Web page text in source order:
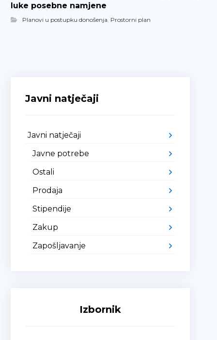
luke posebne namjene
Planovi u postupku donošenja, Prostorni plan
Javni natječaji
Javni natječaji
Javne potrebe
Ostali
Prodaja
Stipendije
Zakup
Zapošljavanje
Izbornik